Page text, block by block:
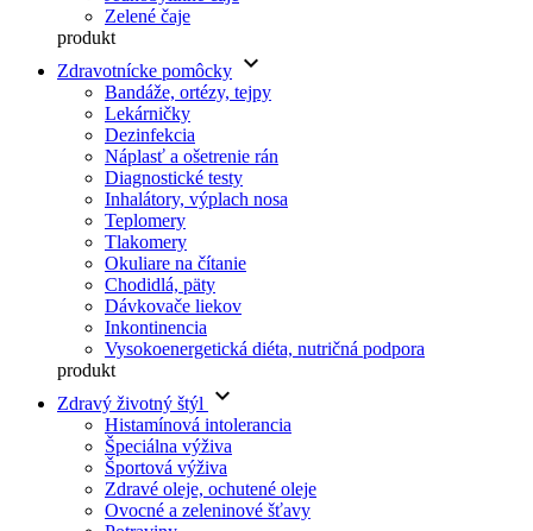
Zelené čaje
produkt
Zdravotnícke pomôcky keyboard_arrow_down
Bandáže, ortézy, tejpy
Lekárničky
Dezinfekcia
Náplasť a ošetrenie rán
Diagnostické testy
Inhalátory, výplach nosa
Teplomery
Tlakomery
Okuliare na čítanie
Chodidlá, päty
Dávkovače liekov
Inkontinencia
Vysokoenergetická diéta, nutričná podpora
produkt
Zdravý životný štýl
keyboard_arrow_down
Histamínová intolerancia
Špeciálna výživa
Športová výživa
Zdravé oleje, ochutené oleje
Ovocné a zeleninové šťavy